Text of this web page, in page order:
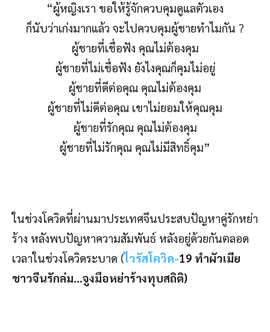
“ผู้หญิงเรา ขอให้รู้จักควบคุมดูแลตัวเอง
ก็นับว่าเก่งมากแล้ว จะไปควบคุมผู้ชายทำไมกัน ?
ผู้ชายที่เชื่อฟัง คุณไม่ต้องคุม
ผู้ชายที่ไม่เชื่อฟัง ยังไงคุณก็คุมไม่อยู่
ผู้ชายที่ดีต่อคุณ คุณไม่ต้องคุม
ผู้ชายที่ไม่ดีต่อคุณ เขาไม่ยอมให้คุณคุม
ผู้ชายที่รักคุณ คุณไม่ต้องคุม
ผู้ชายที่ไม่รักคุณ คุณไม่มีสิทธิ์คุม”
ในช่วงโควิดที่ผ่านมาประเทศจีนประสบปัญหาคู่รักหย่า
ร้าง หลังพบปัญหาความสัมพันธ์ หลังอยู่ด้วยกันตลอด
เวลาในช่วงโควิดระบาด (ไวรัสโควิด-19 ทำผัวเมีย
ชาวจีนรักล่ม…จูงมือหย่าร้างทุบสถิติ)